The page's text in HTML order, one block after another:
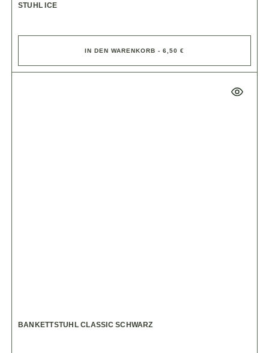
STUHL ICE
IN DEN WARENKORB - 6,50 €
BANKETTSTUHL CLASSIC SCHWARZ